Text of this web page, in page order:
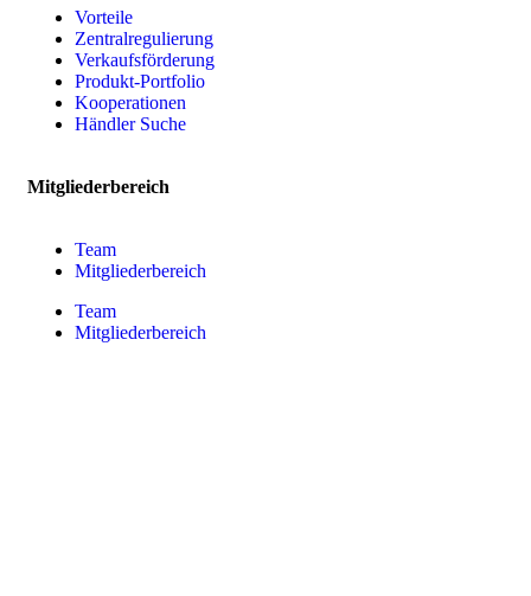
Vorteile
Zentralregulierung
Verkaufsförderung
Produkt-Portfolio
Kooperationen
Händler Suche
Mitgliederbereich
Team
Mitgliederbereich
Team
Mitgliederbereich